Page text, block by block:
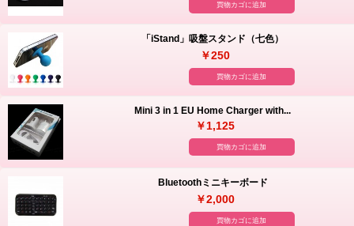
買物カゴに追加
「iStand」吸盤スタンド（七色）
￥250
買物カゴに追加
Mini 3 in 1 EU Home Charger with...
￥1,125
買物カゴに追加
Bluetoothミニキーボード
￥2,000
買物カゴに追加